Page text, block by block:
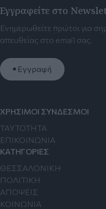
Εγγραφείτε στο
Ενημερωθείτε πρώτοι για
απευθείας στο email σας.
Εγγραφή
ΧΡΗΣΙΜΟΙ ΣΥΝΔΕΣΜΟΙ
TAYTOTHTA
ΕΠΙΚΟΙΝΩΝΙΑ
ΚΑΤΗΓΟΡΙΕΣ
ΘΕΣΣΑΛΟΝΙΚΗ
ΠΟΛΙΤΙΚΗ
ΑΠΟΨΕΙΣ
ΚΟΙΝΩΝΙΑ